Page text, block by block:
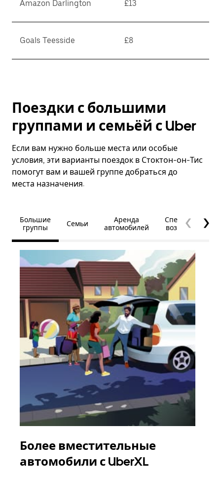
Amazon Darlington £13
Goals Teesside £8
Поездки с большими
группами и семьёй с Uber
Если вам нужно больше места или особые
условия, эти варианты поездок в Стоктон-он-Тис
помогут вам и вашей группе добраться до
места назначения.
Большие
группы
Семьи
Аренда
автомобилей
Специальные
возможности
Более вместительные
автомобили с UberXL